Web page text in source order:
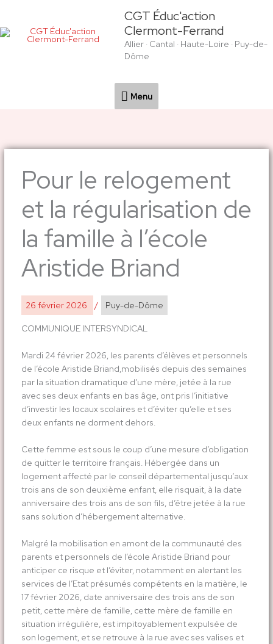
contenu
CGT Éduc'action
Clermont-Ferrand
Allier · Cantal · Haute-Loire · Puy-de-
Dôme
Menu
Menu
Pour le relogement
et la régularisation de
la famille à l’école
Aristide Briand
26 février 2026 / Puy-de-Dôme
COMMUNIQUE INTERSYNDICAL
Mardi 24 février 2026, les parents d’élèves et personnels
de l’école Aristide Briand,mobilisés depuis des semaines
par la situation dramatique d’une mère, jetée à la rue
avec ses deux enfants en bas âge, ont pris l’initiative
d’investir les locaux scolaires et d’éviter qu’elle et ses
deux enfants ne dorment dehors.
Cette femme est sous le coup d’une mesure d’obligation
de quitter le territoire français. Hébergée dans un
logement affecté par le conseil départemental jusqu’aux
trois ans de son deuxième enfant, elle risquait, à la date
anniversaire des trois ans de son fils, d’être jetée à la rue
sans solution d’hébergement alternative.
Malgré la mobilisation en amont de la communauté des
parents et personnels de l’école Aristide Briand pour
anticiper ce risque et l’éviter, notamment en alertant les
services de l’Etat présumés compétents en la matière, le
17 février 2026, date anniversaire des trois ans de son
petit, cette mère de famille, cette mère de famille en
situation irrégulière, est impitoyablement expulsée de
son logement, et se retrouve à la rue avec ses valises et